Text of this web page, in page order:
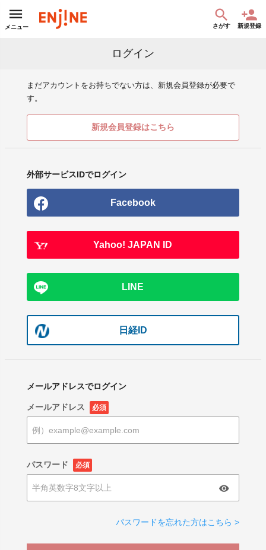
メニュー さがす 新規登録
ログイン
まだアカウントをお持ちでない方は、新規会員登録が必要で
す。
新規会員登録はこちら
外部サービスIDでログイン
Facebook
Yahoo! JAPAN ID
LINE
日経ID
メールアドレスでログイン
メールアドレス 必須
パスワード 必須
パスワードを忘れた方はこちら >